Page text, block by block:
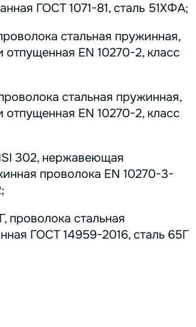
ГОСТ 1071-81, сталь 51ХФА;
стальная пружинная,
отпущенная EN 10270-2, класс
стальная пружинная,
отпущенная EN 10270-2, класс
302, нержавеющая
проволока EN 10270-3-
проволока стальная
ГОСТ 14959-2016, сталь 65Г